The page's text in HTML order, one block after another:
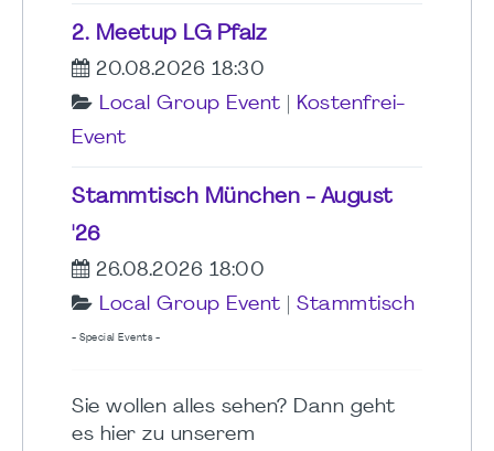
2. Meetup LG Pfalz
20.08.2026 18:30
Local Group Event
Kostenfrei-
Event
Stammtisch München - August
'26
26.08.2026 18:00
Local Group Event
Stammtisch
- Special Events -
Sie wollen alles sehen? Dann geht
es hier zu unserem